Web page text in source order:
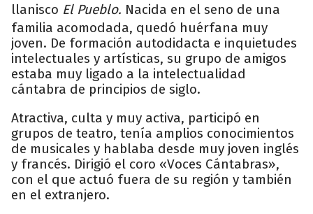
llanisco El Pueblo. Nacida en el seno de una
familia acomodada, quedó huérfana muy
joven. De formación autodidacta e inquietudes
intelectuales y artísticas, su grupo de amigos
estaba muy ligado a la intelectualidad
cántabra de principios de siglo.
Atractiva, culta y muy activa, participó en
grupos de teatro, tenía amplios conocimientos
de musicales y hablaba desde muy joven inglés
y francés. Dirigió el coro «Voces Cántabras»,
con el que actuó fuera de su región y también
en el extranjero.